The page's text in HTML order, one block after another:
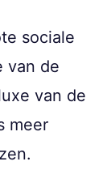
sociale
van de
van de
meer